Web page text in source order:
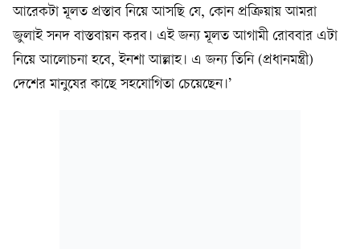
আরেকটা মূলত প্রস্তাব নিয়ে আসছি যে, কোন প্রক্রিয়ায় আমরা
জুলাই সনদ বাস্তবায়ন করব। এই জন্য মূলত আগামী রোববার এটা
নিয়ে আলোচনা হবে, ইনশা আল্লাহ। এ জন্য তিনি (প্রধানমন্ত্রী)
দেশের মানুষের কাছে সহযোগিতা চেয়েছেন।’